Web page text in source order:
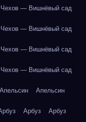
Чехов — Вишнёвый сад
Чехов — Вишнёвый сад
Чехов — Вишнёвый сад
Чехов — Вишнёвый сад
Апельсин Апельсин
Арбуз Арбуз